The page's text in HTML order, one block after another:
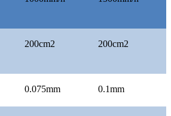
200cm2 200cm2
0.075mm 0.1mm